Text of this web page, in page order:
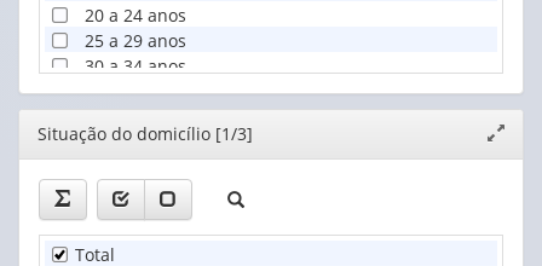
20 a 24 anos
25 a 29 anos
30 a 34 anos
35 a 39 anos
40 a 44 anos
45 a 49 anos
50 a 54 anos
55 a 59 anos
60 a 64 anos
65 a 69 anos
Editor
janela
Situação do domicílio [1/3]
Total